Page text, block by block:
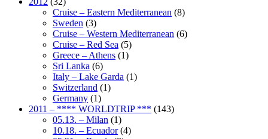
Cruise – Eastern Mediterranean (8)
Sweden (3)
Cruise – Western Mediterranean (6)
Cruise – Red Sea (5)
Greece – Athens (1)
Sri Lanka (6)
Italy – Lake Garda (1)
Switzerland (1)
Germany (1)
2011 – **** WORLDTRIP *** (143)
05.13. – Milan (1)
10.18. – Ecuador(4)